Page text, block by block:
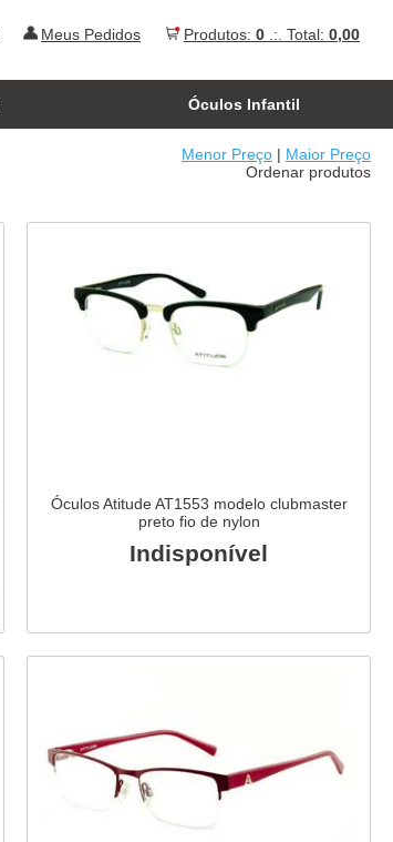
Produtos: 0 .:. Total: 0,00
Meus Pedidos
Óculos Infantil
Menor Preço| Maior Preço
Ordenar produtos
Óculos Atitude AT1553 modelo clubmaster
preto fio de nylon
Indisponível